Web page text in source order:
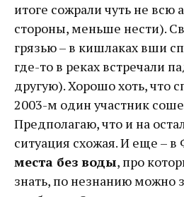
итоге сожрали чуть не всю
стороны, меньше нести).
грязью – в кишлаках вши
где-то в реках встречали
другую). Хорошо хоть, что
2003-м один участник
Предполагаю, что и на
ситуация схожая. И еще – в
места без воды, про
знать, по незнанию можно